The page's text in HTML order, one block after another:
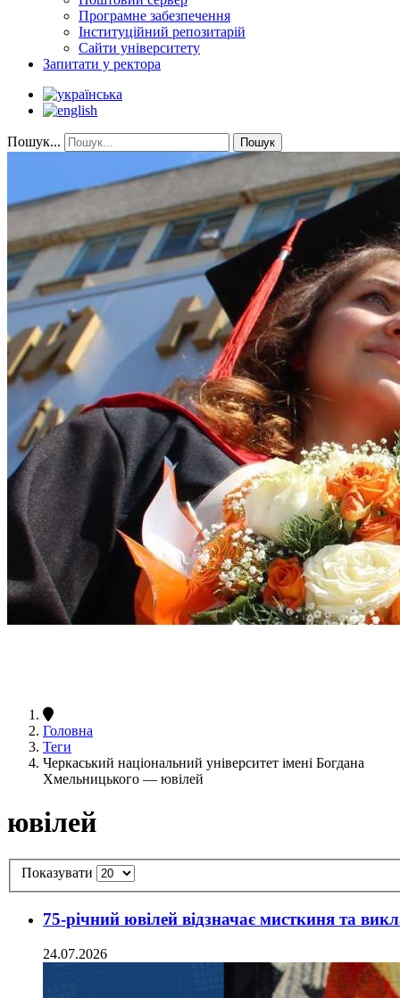
Програмне забезпечення
Інституційний репозитарій
Сайти університету
Запитати у ректора
Пошук... Пошук
Головна
Теги
Черкаський національний університет імені Богдана
Хмельницького — ювілей
ювілей
Показувати
75-річний ювілей відзначає мисткиня та
24.07.2026